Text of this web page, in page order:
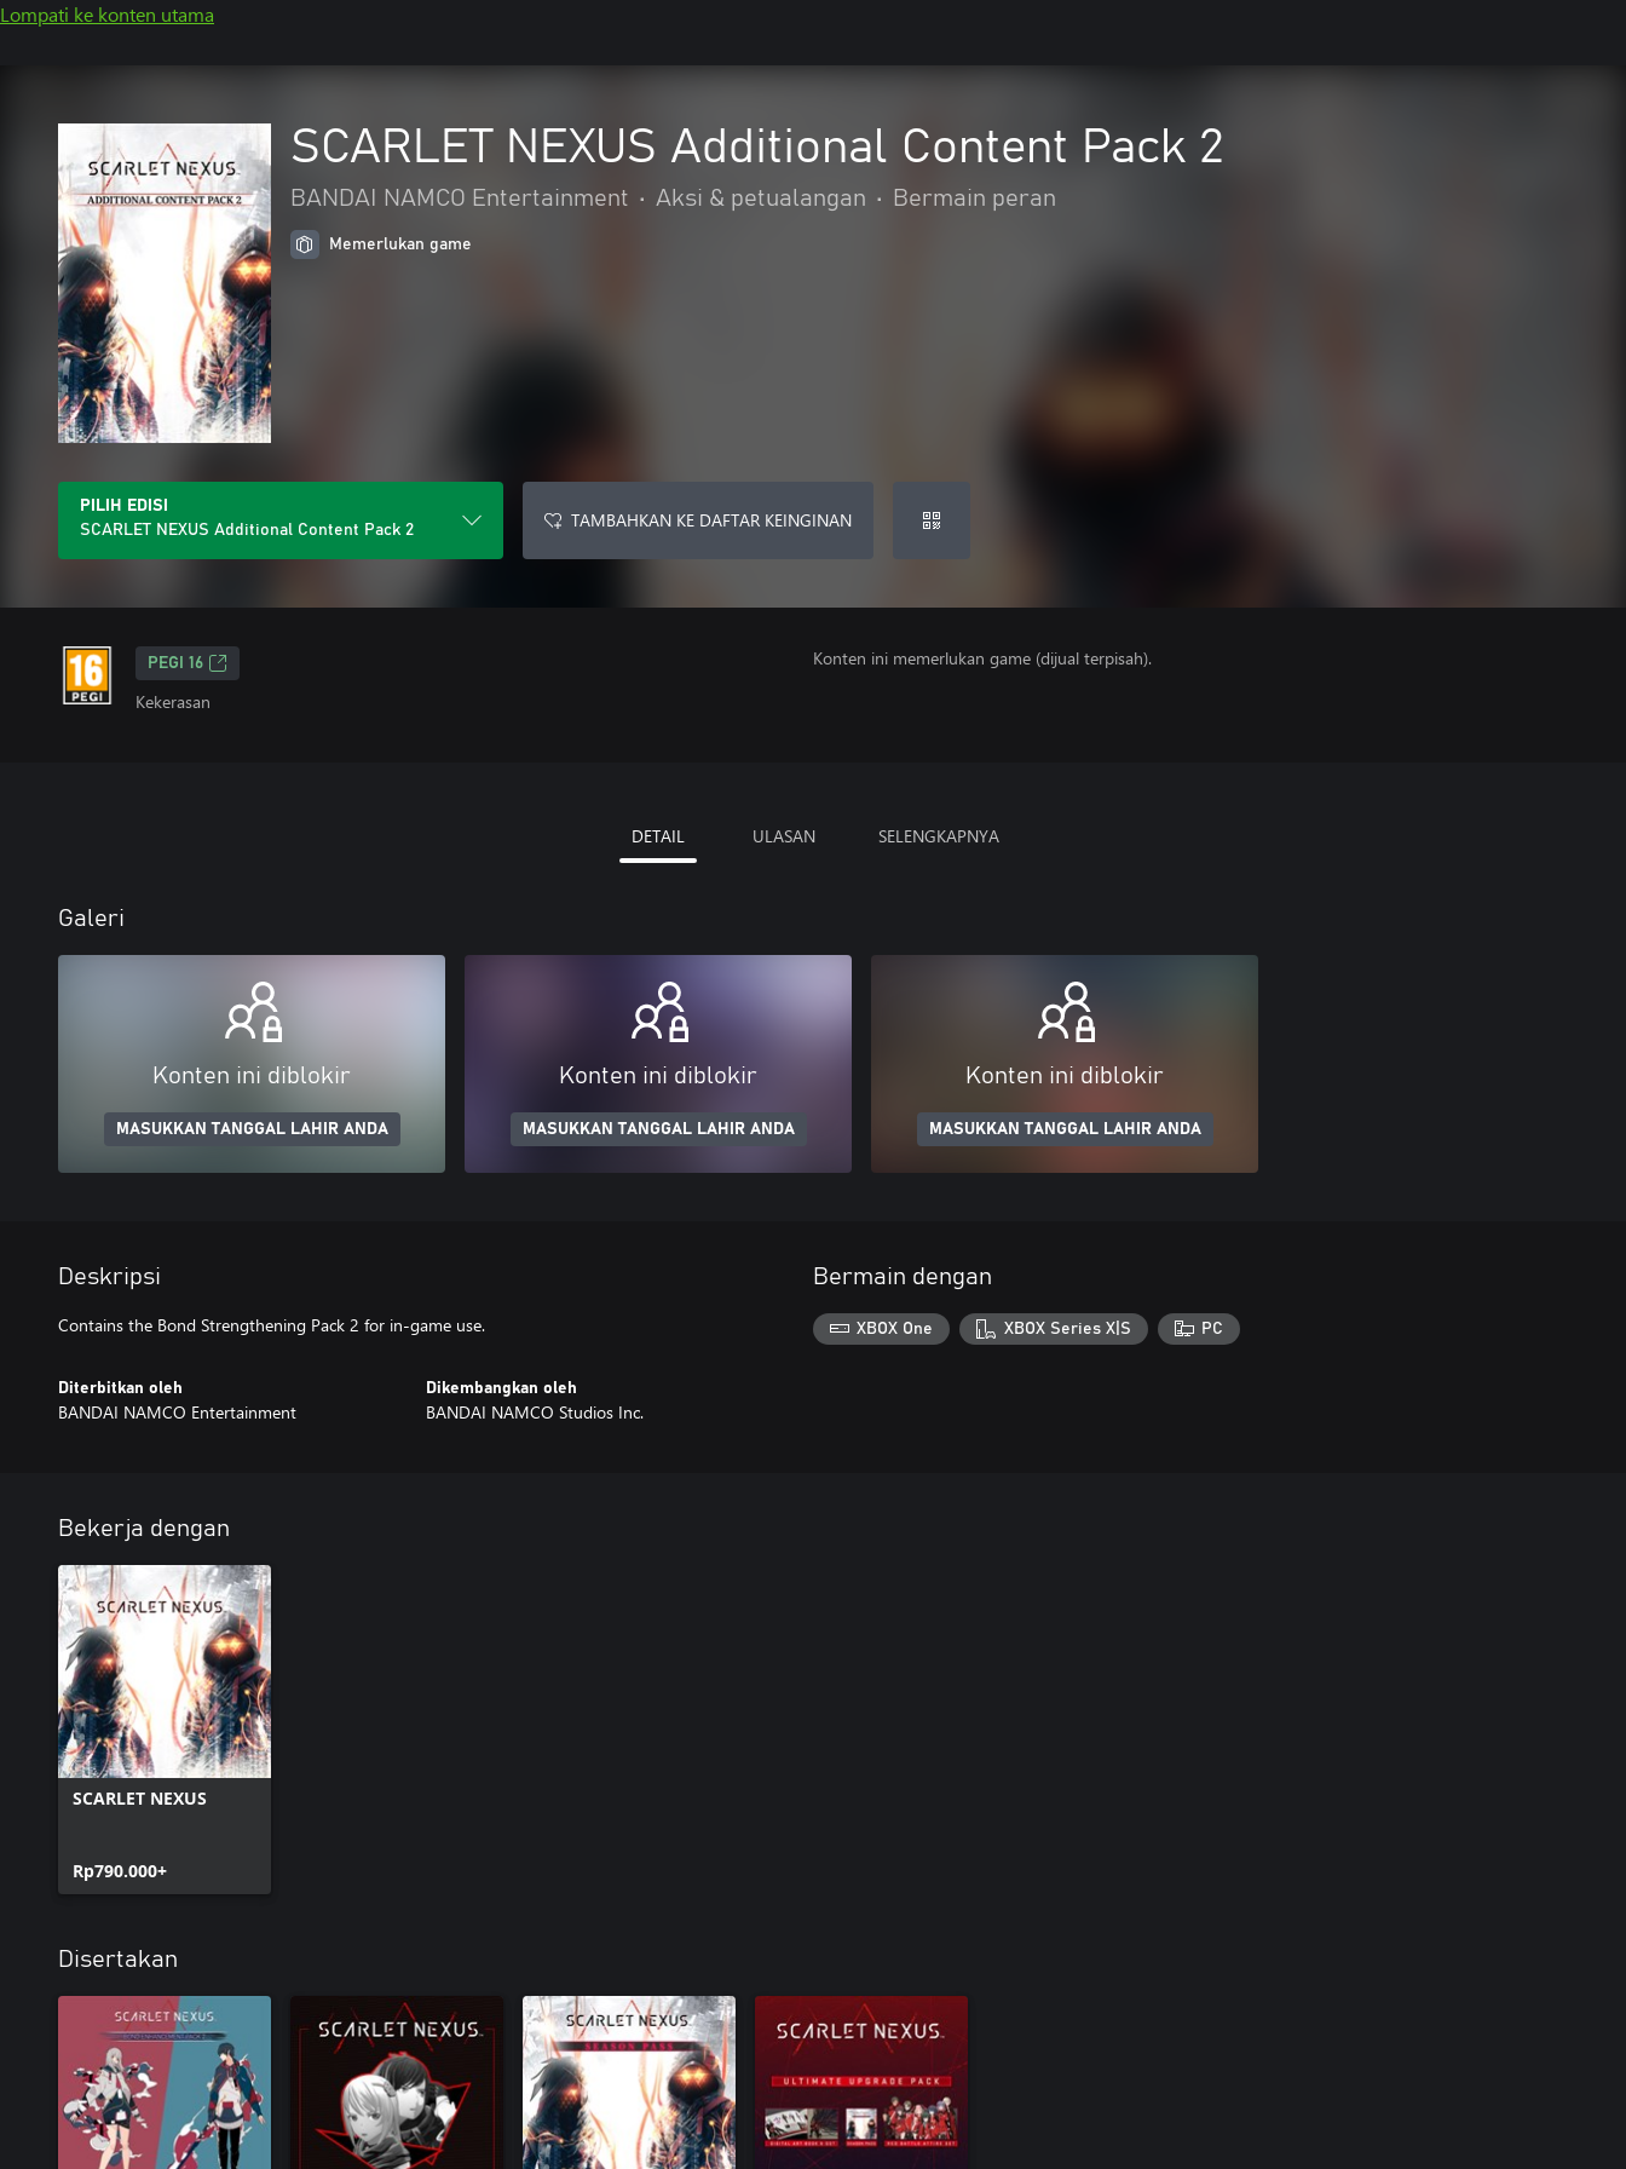
Lompati ke konten utama
SCARLET NEXUS Additional Content Pack 2
BANDAI NAMCO Entertainment • Aksi & petualangan • Bermain peran
Memerlukan game
PILIH EDISI
SCARLET NEXUS Additional Content Pack 2
TAMBAHKAN KE DAFTAR KEINGINAN
PEGI 16
Kekerasan
Konten ini memerlukan game (dijual terpisah).
DETAIL ULASAN SELENGKAPNYA
Galeri
Konten ini diblokir
MASUKKAN TANGGAL LAHIR ANDA
Konten ini diblokir
MASUKKAN TANGGAL LAHIR ANDA
Konten ini diblokir
MASUKKAN TANGGAL LAHIR ANDA
Deskripsi
Contains the Bond Strengthening Pack 2 for in-game use.
Diterbitkan oleh
BANDAI NAMCO Entertainment
Dikembangkan oleh
BANDAI NAMCO Studios Inc.
Bermain dengan
XBOX One XBOX Series X|S PC
Bekerja dengan
SCARLET NEXUS
Rp790.000+
Disertakan